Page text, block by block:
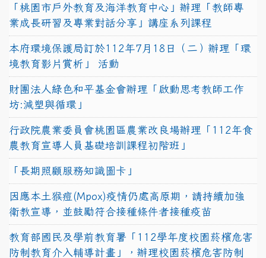
「桃園市戶外教育及海洋教育中心」辦理「教師專
業成長研習及專業對話分享」講座系列課程
本府環境保護局訂於112年7月18日（二）辦理「環
境教育影片賞析」 活動
財團法人綠色和平基金會辦理「啟動思考教師工作
坊:減塑與循環」
行政院農業委員會桃園區農業改良場辦理「112年食
農教育宣導人員基礎培訓課程初階班」
「長期照顧服務知識圖卡」
因應本土猴痘(Mpox)疫情仍處高原期，請持續加強
衛教宣導，並鼓勵符合接種條件者接種疫苗
教育部國民及學前教育署「112學年度校園菸檳危害
防制教育介入輔導計畫」，辦理校園菸檳危害防制